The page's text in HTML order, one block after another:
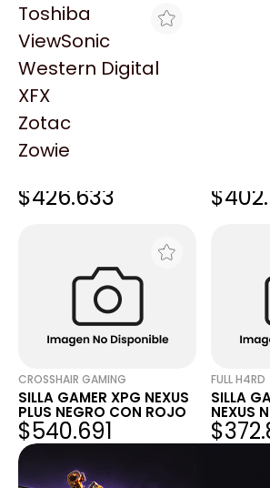
Toshiba
ViewSonic
Western Digital
XFX
Zotac
Zowie
MAX TECNO
SILLA GAMER XPG NEXUS
$426.633
CROSSHAIR GAMING
SILLA GAMER XPG NEXUS
PLUS NEGRO CON ROJO
$540.691
FULL H4RD
SILLA
NEXUS
ROJO